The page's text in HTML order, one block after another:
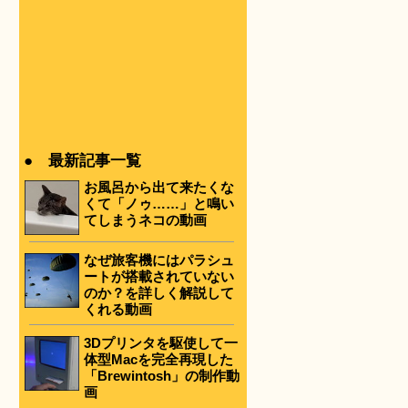
● 最新記事一覧
お風呂から出て来たくな
くて「ノゥ……」と鳴い
てしまうネコの動画
なぜ旅客機にはパラシュ
ートが搭載されていない
のか？を詳しく解説して
くれる動画
3Dプリンタを駆使して一
体型Macを完全再現した
「Brewintosh」の制作動
画